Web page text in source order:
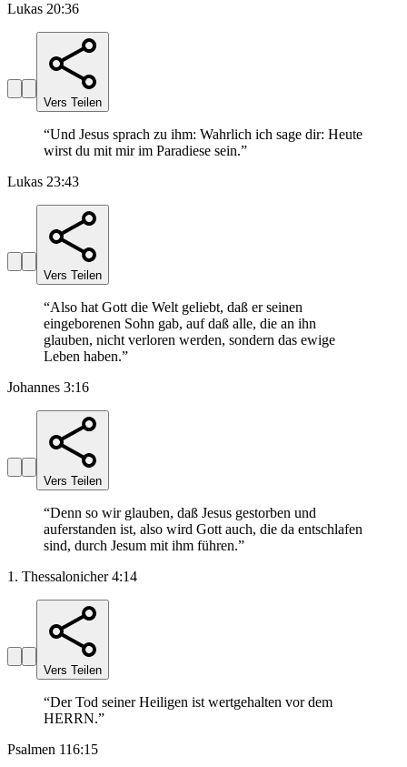
Lukas 20:36
Vers Teilen
“Und Jesus sprach zu ihm: Wahrlich ich sage dir: Heute
wirst du mit mir im Paradiese sein.”
Lukas 23:43
Vers Teilen
“Also hat Gott die Welt geliebt, daß er seinen
eingeborenen Sohn gab, auf daß alle, die an ihn
glauben, nicht verloren werden, sondern das ewige
Leben haben.”
Johannes 3:16
Vers Teilen
“Denn so wir glauben, daß Jesus gestorben und
auferstanden ist, also wird Gott auch, die da entschlafen
sind, durch Jesum mit ihm führen.”
1. Thessalonicher 4:14
Vers Teilen
“Der Tod seiner Heiligen ist wertgehalten vor dem
HERRN.”
Psalmen 116:15